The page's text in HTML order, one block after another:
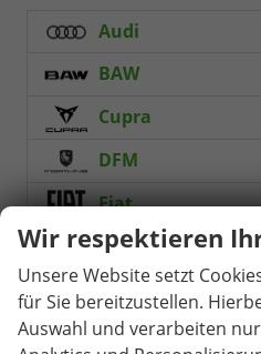
Audi
BAW
Cupra
DFM
Fiat
Ford
Forthing
Foton
Wir respektieren
Unsere Website setzt
für Sie bereitzustellen.
Auswahl und verarbeiten